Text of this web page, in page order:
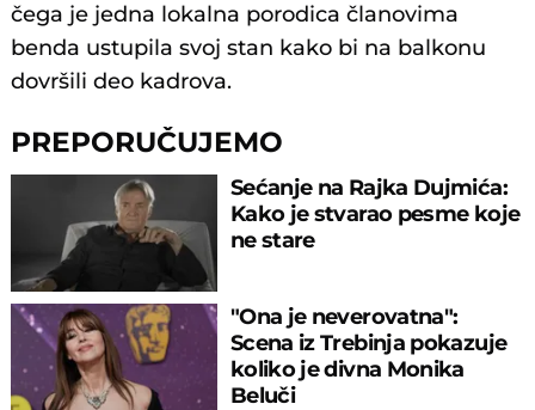
čega je jedna lokalna porodica članovima
benda ustupila svoj stan kako bi na balkonu
dovršili deo kadrova.
PREPORUČUJEMO
Sećanje na Rajka Dujmića:
Kako je stvarao pesme koje
ne stare
"Ona je neverovatna":
Scena iz Trebinja pokazuje
koliko je divna Monika
Beluči